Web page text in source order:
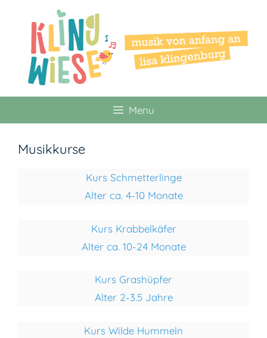
springen
Menu
Musikkurse
Kurs Schmetterlinge
Alter ca. 4-10 Monate
Kurs Krabbelkäfer
Alter ca. 10-24 Monate
Kurs Grashüpfer
Alter 2-3.5 Jahre
Kurs Wilde Hummeln